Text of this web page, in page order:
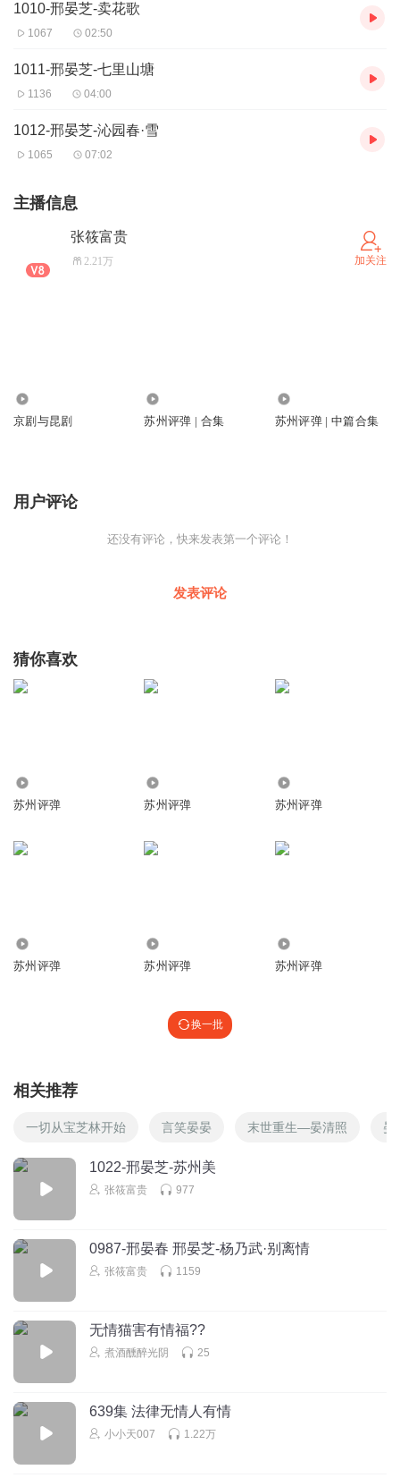
1010-邢晏芝-卖花歌
1067 02:50
1011-邢晏芝-七里山塘
1136 04:00
1012-邢晏芝-沁园春·雪
1065 07:02
主播信息
张筱富贵
2.21万 加关注
京剧与昆剧 苏州评弹 | 合集 苏州评弹 | 中篇合集
用户评论
还没有评论，快来发表第一个评论！
发表评论
猜你喜欢
苏州评弹 苏州评弹 苏州评弹
苏州评弹 苏州评弹 苏州评弹
换一批
相关推荐
一切从宝芝林开始 言笑晏晏 末世重生—晏清照 晏
1022-邢晏芝-苏州美
张筱富贵 977
0987-邢晏春 邢晏芝-杨乃武·别离情
张筱富贵 1159
无情猫害有情福??
煮酒醺醉光阴 25
639集 法律无情人有情
小小天007 1.22万